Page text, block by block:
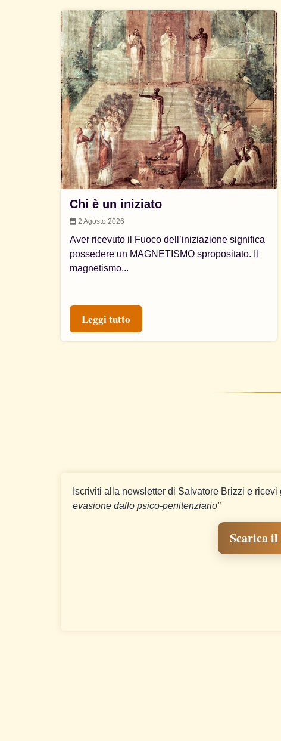
Chi è un iniziato
2 Agosto 2026
Aver ricevuto il Fuoco dell’iniziazione significa
possedere un MAGNETISMO spropositato. Il
magnetismo...
Leggi tutto
Iscriviti alla newsletter di Salvatore Brizzi e ricevi
evasione dallo psico-penitenziario”
Scarica il